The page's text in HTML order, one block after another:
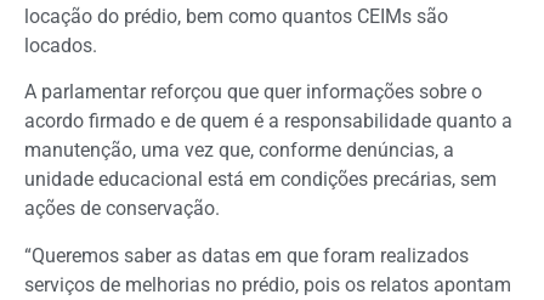
locação do prédio, bem como quantos CEIMs são
locados.
A parlamentar reforçou que quer informações sobre o
acordo firmado e de quem é a responsabilidade quanto a
manutenção, uma vez que, conforme denúncias, a
unidade educacional está em condições precárias, sem
ações de conservação.
“Queremos saber as datas em que foram realizados
serviços de melhorias no prédio, pois os relatos apontam